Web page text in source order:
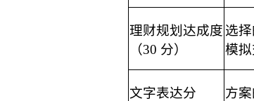
理财规划达成度
（30 分）
选
模
文字表达分
方